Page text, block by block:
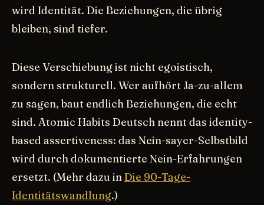
wird Identität. Die Beziehungen, die übrig
bleiben, sind tiefer.
Diese Verschiebung ist nicht egoistisch,
sondern strukturell. Wer aufhört Ja-zu-allem
zu sagen, baut endlich Beziehungen, die echt
sind. Atomic Habits Deutsch nennt das identity-
based assertiveness: das Nein-sayer-Selbstbild
wird durch dokumentierte Nein-Erfahrungen
ersetzt. (Mehr dazu inDie 90-Tage-
Identitätswandlung.)